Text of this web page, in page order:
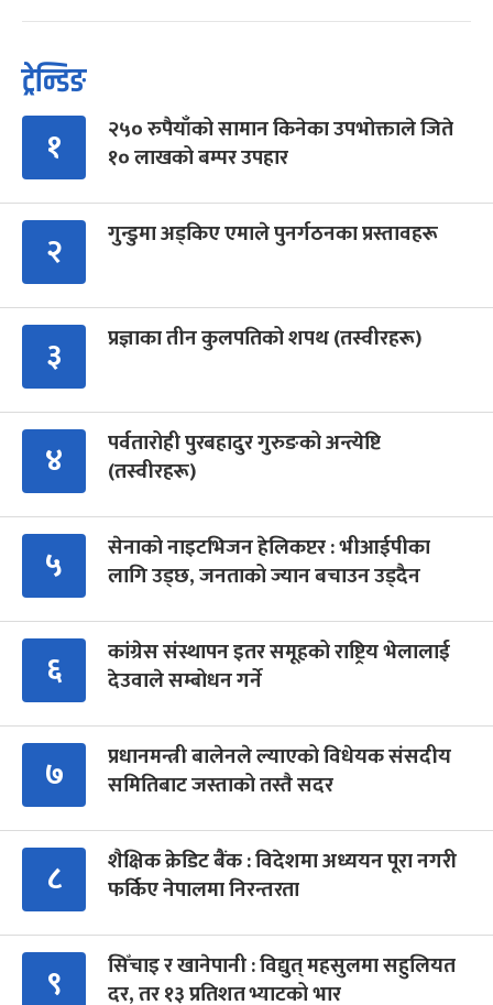
ट्रेन्डिङ
१
२५० रुपैयाँको सामान किनेका उपभोक्ताले जिते
१० लाखको बम्पर उपहार
२ गुन्डुमा अड्किए एमाले पुनर्गठनका प्रस्तावहरू
३ प्रज्ञाका तीन कुलपतिको शपथ (तस्वीरहरू)
४
पर्वतारोही पुरबहादुर गुरुङको अन्त्येष्टि
(तस्वीरहरू)
५
सेनाको नाइटभिजन हेलिकप्टर : भीआईपीका
लागि उड्छ, जनताको ज्यान बचाउन उड्दैन
६
कांग्रेस संस्थापन इतर समूहको राष्ट्रिय भेलालाई
देउवाले सम्बोधन गर्ने
७
प्रधानमन्त्री बालेनले ल्याएको विधेयक संसदीय
समितिबाट जस्ताको तस्तै सदर
८
शैक्षिक क्रेडिट बैंक : विदेशमा अध्ययन पूरा नगरी
फर्किए नेपालमा निरन्तरता
९
सिँचाइ र खानेपानी : विद्युत् महसुलमा सहुलियत
दर, तर १३ प्रतिशत भ्याटको भार